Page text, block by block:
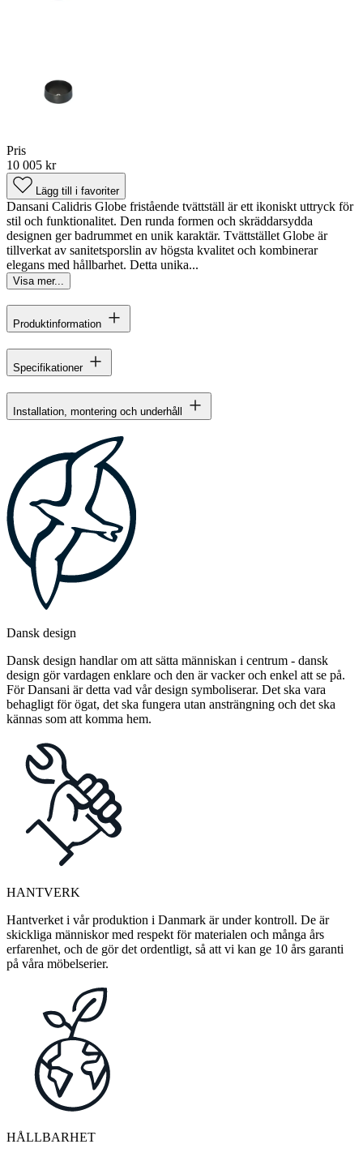
Pris
10 005 kr
Lägg till i favoriter
Dansani Calidris Globe fristående tvättställ är ett ikoniskt uttryck för
stil och funktionalitet. Den runda formen och skräddarsydda
designen ger badrummet en unik karaktär. Tvättstället Globe är
tillverkat av sanitetsporslin av högsta kvalitet och kombinerar
elegans med hållbarhet. Detta unika...
Visa mer...
Produktinformation
Specifikationer
Installation, montering och underhåll
Dansk design
Dansk design handlar om att sätta människan i centrum - dansk
design gör vardagen enklare och den är vacker och enkel att se på.
För Dansani är detta vad vår design symboliserar. Det ska vara
behagligt för ögat, det ska fungera utan ansträngning och det ska
kännas som att komma hem.
HANTVERK
Hantverket i vår produktion i Danmark är under kontroll. De är
skickliga människor med respekt för materialen och många års
erfarenhet, och de gör det ordentligt, så att vi kan ge 10 års garanti
på våra möbelserier.
HÅLLBARHET